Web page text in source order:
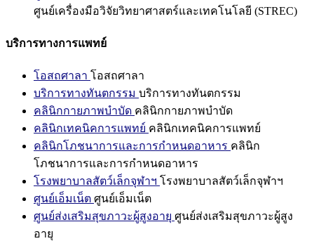
ศูนย์เครื่องมือวิจัยวิทยาศาสตร์และเทคโนโลยี (STREC)
บริการทางการแพทย์
โอสถศาลา โอสถศาลา
บริการทางทันตกรรม บริการทางทันตกรรม
คลินิกกายภาพบำบัด คลินิกกายภาพบำบัด
คลินิกเทคนิคการแพทย์ คลินิกเทคนิคการแพทย์
คลินิกโภชนาการและการกำหนดอาหาร คลินิก
โภชนาการและการกำหนดอาหาร
โรงพยาบาลสัตว์เล็กจุฬาฯ โรงพยาบาลสัตว์เล็กจุฬาฯ
ศูนย์เอ็มเน็ต ศูนย์เอ็มเน็ต
ศูนย์ส่งเสริมสุขภาวะผู้สูงอายุ ศูนย์ส่งเสริมสุขภาวะผู้สูง
อายุ